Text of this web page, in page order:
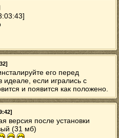
его перед
идеале, если игрались с
и появится как положено.
версия после установки
(31 мб)